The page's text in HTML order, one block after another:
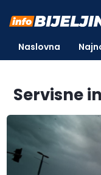
Naslovna
Servisne